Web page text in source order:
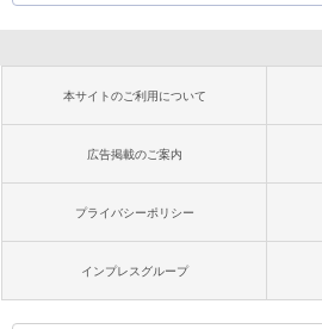
本サイトのご利用について
広告掲載のご案内
プライバシーポリシー
インプレスグループ